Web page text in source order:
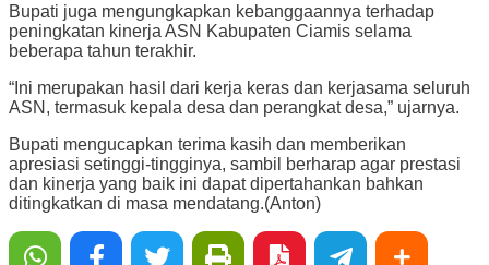
Bupati juga mengungkapkan kebanggaannya terhadap
peningkatan kinerja ASN Kabupaten Ciamis selama
beberapa tahun terakhir.
“Ini merupakan hasil dari kerja keras dan kerjasama seluruh
ASN, termasuk kepala desa dan perangkat desa,” ujarnya.
Bupati mengucapkan terima kasih dan memberikan
apresiasi setinggi-tingginya, sambil berharap agar prestasi
dan kinerja yang baik ini dapat dipertahankan bahkan
ditingkatkan di masa mendatang.(Anton)